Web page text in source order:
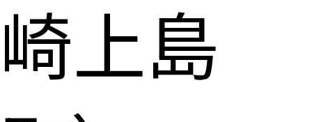
崎上島